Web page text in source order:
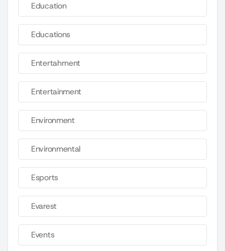
Education
Educations
Entertahrnent
Entertainment
Environment
Environmental
Esports
Evarest
Events